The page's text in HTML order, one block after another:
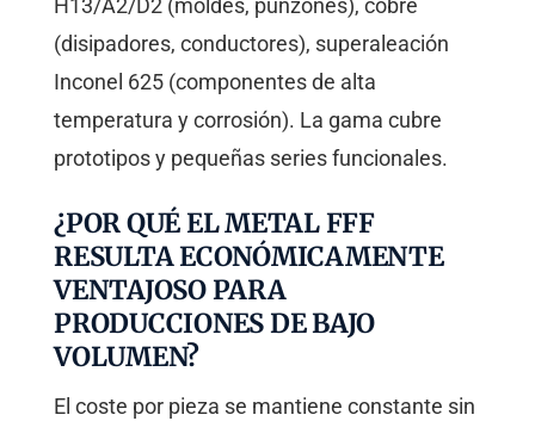
H13/A2/D2 (moldes, punzones), cobre
(disipadores, conductores), superaleación
Inconel 625 (componentes de alta
temperatura y corrosión). La gama cubre
prototipos y pequeñas series funcionales.
¿POR QUÉ EL METAL FFF
RESULTA ECONÓMICAMENTE
VENTAJOSO PARA
PRODUCCIONES DE BAJO
VOLUMEN?
El coste por pieza se mantiene constante sin